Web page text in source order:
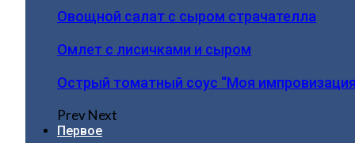
Овощной салат с сыром страчателла
Омлет с лисичками и сыром
Острый томатный соус “Моя
PrevNext
Первое